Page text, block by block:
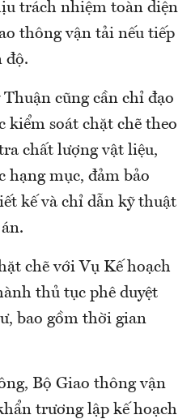
trách nhiệm toàn diện
thông vận tải nếu tiếp
độ.
cũng cần chỉ đạo
kiểm soát chặt chẽ theo
chất lượng vật liệu,
hạng mục, đảm bảo
kế và chỉ dẫn kỹ thuật
chẽ với Vụ Kế hoạch
thủ tục phê duyệt
bao gồm thời gian
Bộ Giao thông vận
trương lập kế hoạch